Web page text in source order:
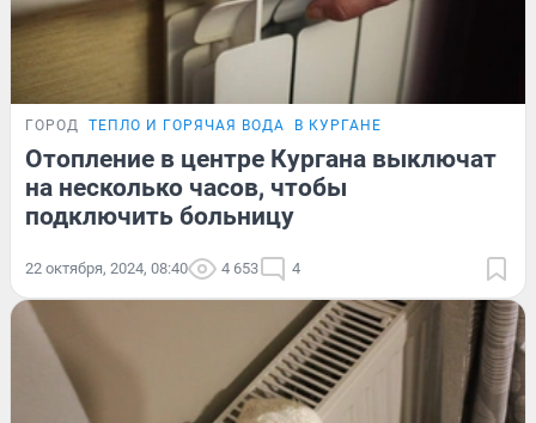
ГОРОД ТЕПЛО И ГОРЯЧАЯ ВОДА В КУРГАНЕ
Отопление в центре Кургана выключат
на несколько часов, чтобы
подключить больницу
22 октября, 2024, 08:40 4 653 4